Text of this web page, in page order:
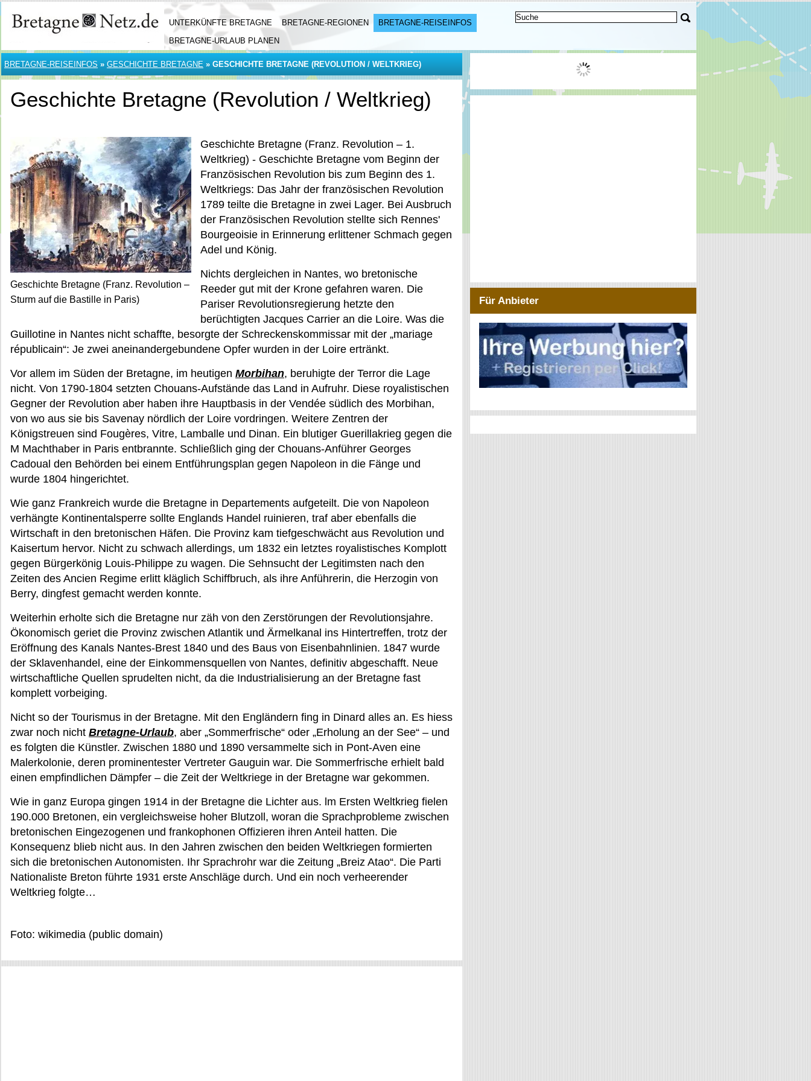
UNTERKÜNFTE BRETAGNE BRETAGNE-REGIONEN
BRETAGNE-REISEINFOS
BRETAGNE-URLAUB PLANEN
BRETAGNE-REISEINFOS » GESCHICHTE BRETAGNE » GESCHICHTE BRETAGNE (REVOLUTION / WELTKRIEG)
Geschichte Bretagne (Revolution / Weltkrieg)
Geschichte Bretagne (Franz. Revolution –
Sturm auf die Bastille in Paris)
Geschichte Bretagne (Franz. Revolution – 1.
Weltkrieg) - Geschichte Bretagne vom Beginn der
Französischen Revolution bis zum Beginn des 1.
Weltkriegs: Das Jahr der französischen Revolution
1789 teilte die Bretagne in zwei Lager. Bei Ausbruch
der Französischen Revolution stellte sich Rennes'
Bourgeoisie in Erinnerung erlittener Schmach gegen
Adel und König.
Nichts dergleichen in Nantes, wo bretonische
Reeder gut mit der Krone gefahren waren. Die
Pariser Revolutionsregierung hetzte den
berüchtigten Jacques Carrier an die Loire. Was die
Guillotine in Nantes nicht schaffte, besorgte der Schreckenskommissar mit der „mariage
républicain“: Je zwei aneinandergebundene Opfer wurden in der Loire ertränkt.
Vor allem im Süden der Bretagne, im heutigen Morbihan, beruhigte der Terror die Lage
nicht. Von 1790-1804 setzten Chouans-Aufstände das Land in Aufruhr. Diese royalistischen
Gegner der Revolution aber haben ihre Hauptbasis in der Vendée südlich des Morbihan,
von wo aus sie bis Savenay nördlich der Loire vordringen. Weitere Zentren der
Königstreuen sind Fougères, Vitre, Lamballe und Dinan. Ein blutiger Guerillakrieg gegen die
M Machthaber in Paris entbrannte. Schließlich ging der Chouans-Anführer Georges
Cadoual den Behörden bei einem Entführungsplan gegen Napoleon in die Fänge und
wurde 1804 hingerichtet.
Wie ganz Frankreich wurde die Bretagne in Departements aufgeteilt. Die von Napoleon
verhängte Kontinentalsperre sollte Englands Handel ruinieren, traf aber ebenfalls die
Wirtschaft in den bretonischen Häfen. Die Provinz kam tiefgeschwächt aus Revolution und
Kaisertum hervor. Nicht zu schwach allerdings, um 1832 ein letztes royalistisches Komplott
gegen Bürgerkönig Louis-Philippe zu wagen. Die Sehnsucht der Legitimsten nach den
Zeiten des Ancien Regime erlitt kläglich Schiffbruch, als ihre Anführerin, die Herzogin von
Berry, dingfest gemacht werden konnte.
Weiterhin erholte sich die Bretagne nur zäh von den Zerstörungen der Revolutionsjahre.
Ökonomisch geriet die Provinz zwischen Atlantik und Ärmelkanal ins Hintertreffen, trotz der
Eröffnung des Kanals Nantes-Brest 1840 und des Baus von Eisenbahnlinien. 1847 wurde
der Sklavenhandel, eine der Einkommensquellen von Nantes, definitiv abgeschafft. Neue
wirtschaftliche Quellen sprudelten nicht, da die Industrialisierung an der Bretagne fast
komplett vorbeiging.
Nicht so der Tourismus in der Bretagne. Mit den Engländern fing in Dinard alles an. Es hiess
zwar noch nicht Bretagne-Urlaub, aber „Sommerfrische“ oder „Erholung an der See“ – und
es folgten die Künstler. Zwischen 1880 und 1890 versammelte sich in Pont-Aven eine
Malerkolonie, deren prominentester Vertreter Gauguin war. Die Sommerfrische erhielt bald
einen empfindlichen Dämpfer – die Zeit der Weltkriege in der Bretagne war gekommen.
Wie in ganz Europa gingen 1914 in der Bretagne die Lichter aus. lm Ersten Weltkrieg fielen
190.000 Bretonen, ein vergleichsweise hoher Blutzoll, woran die Sprachprobleme zwischen
bretonischen Eingezogenen und frankophonen Offizieren ihren Anteil hatten. Die
Konsequenz blieb nicht aus. In den Jahren zwischen den beiden Weltkriegen formierten
sich die bretonischen Autonomisten. Ihr Sprachrohr war die Zeitung „Breiz Atao“. Die Parti
Nationaliste Breton führte 1931 erste Anschläge durch. Und ein noch verheerender
Weltkrieg folgte…
Foto: wikimedia (public domain)
Für Anbieter